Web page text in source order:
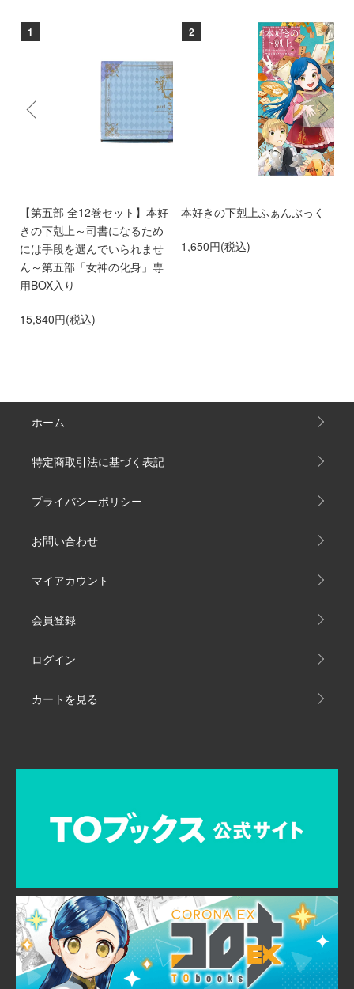
1
【第五部 全12巻セット】本好
きの下剋上～司書になるため
には手段を選んでいられませ
ん～第五部「女神の化身」専
用BOX入り
15,840円(税込)
2
本好きの下剋上ふぁんぶっく
1,650円(税込)
ホーム
特定商取引法に基づく表記
プライバシーポリシー
お問い合わせ
マイアカウント
会員登録
ログイン
カートを見る